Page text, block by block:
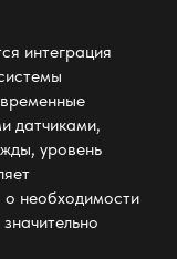
интеграция
датчиками,
уровень
о необходимости